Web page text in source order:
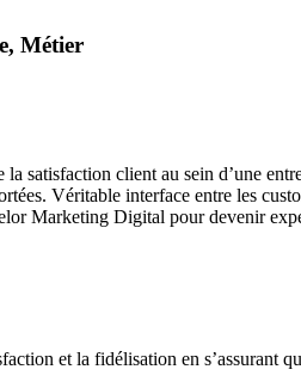
Métier
la satisfaction client au sein d’une
Véritable interface entre les
Marketing Digital pour devenir
et la fidélisation en s’assurant